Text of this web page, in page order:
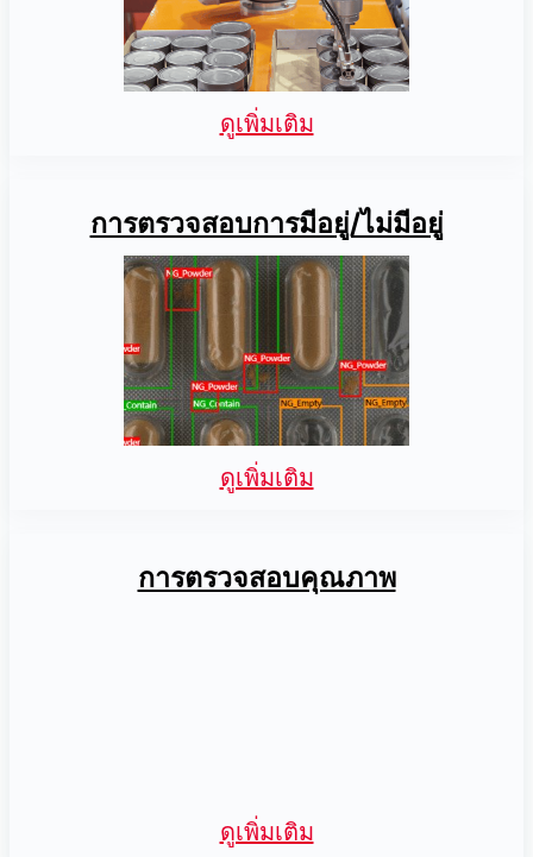
ดูเพิ่มเติม
การตรวจสอบการมีอยู่/ไม่มีอยู่
ดูเพิ่มเติม
การตรวจสอบคุณภาพ
ดูเพิ่มเติม